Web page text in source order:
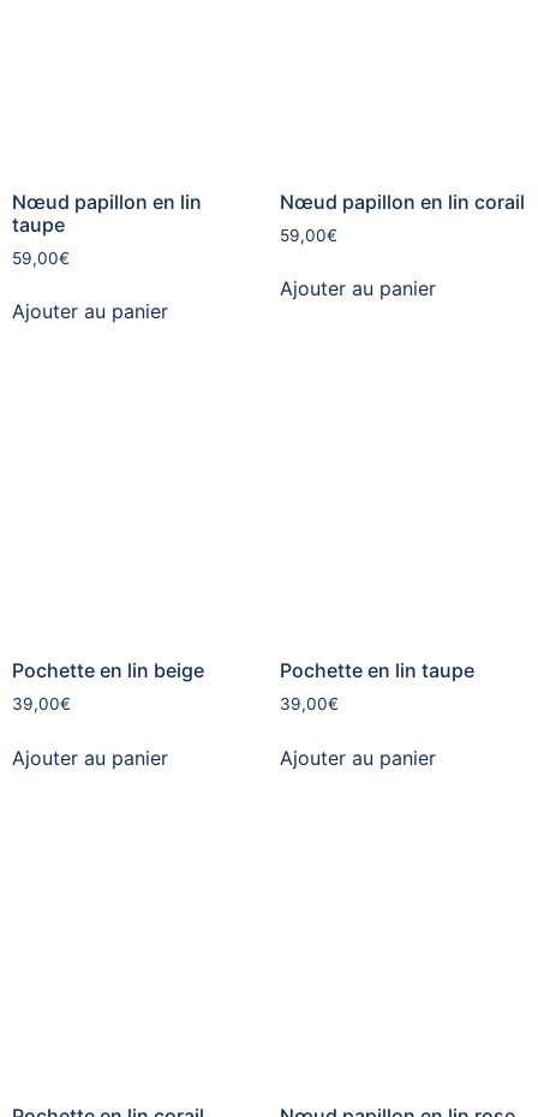
Nœud papillon en lin
taupe
59,00€
Ajouter au panier
Nœud papillon en lin corail
59,00€
Ajouter au panier
Pochette en lin beige
39,00€
Ajouter au panier
Pochette en lin taupe
39,00€
Ajouter au panier